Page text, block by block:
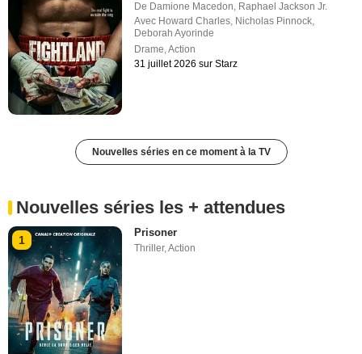
De Damione Macedon, Raphael Jackson Jr.
Avec Howard Charles, Nicholas Pinnock,
Deborah Ayorinde
Drame,Action
31 juillet 2026 sur Starz
Nouvelles séries en ce moment à la TV
Nouvelles séries les + attendues
1
Prisoner
Thriller,Action